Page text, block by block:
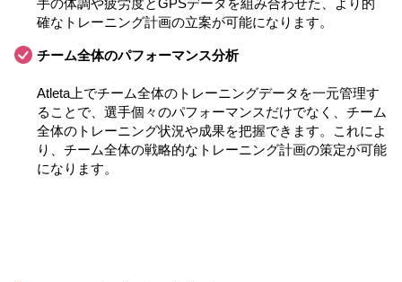
手の体調や疲労度とGPSデータを組み合わせた、より的
確なトレーニング計画の立案が可能になります。
チーム全体のパフォーマンス分析
Atleta上でチーム全体のトレーニングデータを一元管理す
ることで、選手個々のパフォーマンスだけでなく、チーム
全体のトレーニング状況や成果を把握できます。これによ
り、チーム全体の戦略的なトレーニング計画の策定が可能
になります。